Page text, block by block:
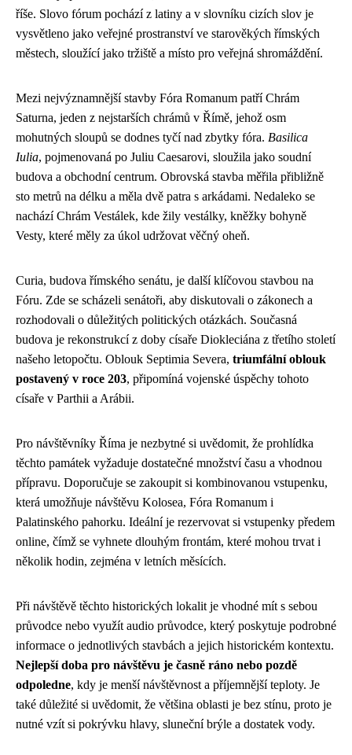
říše. Slovo fórum pochází z latiny a v slovníku cizích slov je
vysvětleno jako veřejné prostranství ve starověkých římských
městech, sloužící jako tržiště a místo pro veřejná shromáždění.
Mezi nejvýznamnější stavby Fóra Romanum patří Chrám
Saturna, jeden z nejstarších chrámů v Římě, jehož osm
mohutných sloupů se dodnes tyčí nad zbytky fóra. Basilica
Iulia, pojmenovaná po Juliu Caesarovi, sloužila jako soudní
budova a obchodní centrum. Obrovská stavba měřila přibližně
sto metrů na délku a měla dvě patra s arkádami. Nedaleko se
nachází Chrám Vestálek, kde žily vestálky, kněžky bohyně
Vesty, které měly za úkol udržovat věčný oheň.
Curia, budova římského senátu, je další klíčovou stavbou na
Fóru. Zde se scházeli senátoři, aby diskutovali o zákonech a
rozhodovali o důležitých politických otázkách. Současná
budova je rekonstrukcí z doby císaře Diokleciána z třetího století
našeho letopočtu. Oblouk Septimia Severa, triumfální oblouk
postavený v roce 203, připomíná vojenské úspěchy tohoto
císaře v Parthii a Arábii.
Pro návštěvníky Říma je nezbytné si uvědomit, že prohlídka
těchto památek vyžaduje dostatečné množství času a vhodnou
přípravu. Doporučuje se zakoupit si kombinovanou vstupenku,
která umožňuje návštěvu Kolosea, Fóra Romanum i
Palatinského pahorku. Ideální je rezervovat si vstupenky předem
online, čímž se vyhnete dlouhým frontám, které mohou trvat i
několik hodin, zejména v letních měsících.
Při návštěvě těchto historických lokalit je vhodné mít s sebou
průvodce nebo využít audio průvodce, který poskytuje podrobné
informace o jednotlivých stavbách a jejich historickém kontextu.
Nejlepší doba pro návštěvu je časně ráno nebo pozdě
odpoledne, kdy je menší návštěvnost a příjemnější teploty. Je
také důležité si uvědomit, že většina oblasti je bez stínu, proto je
nutné vzít si pokrývku hlavy, sluneční brýle a dostatek vody.